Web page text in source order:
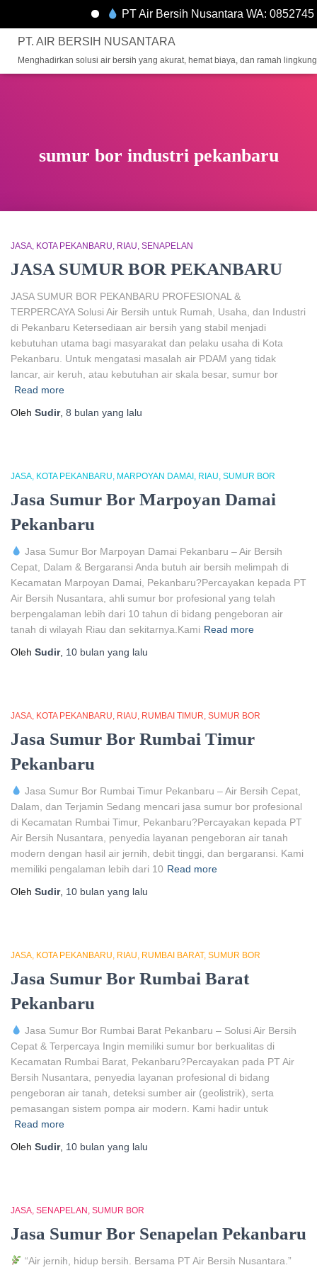
PT Air Bersih Nusantara WA:
PT. AIR BERSIH NUSANTARA
Menghadirkan solusi air bersih yang akurat, hemat biaya, dan ramah
sumur bor industri pekanbaru
JASA KOTA PEKANBARU RIAU SENAPELAN
JASA SUMUR BOR PEKANBARU
JASA SUMUR BOR PEKANBARU PROFESIONAL &
TERPERCAYA Solusi Air Bersih untuk Rumah, Usaha, dan Industri
di Pekanbaru Ketersediaan air bersih yang stabil menjadi
kebutuhan utama bagi masyarakat dan pelaku usaha di Kota
Pekanbaru. Untuk mengatasi masalah air PDAM yang tidak
lancar, air keruh, atau kebutuhan air skala besar, sumur bor
Read more
Oleh Sudir, 8 bulan yang lalu
JASA KOTA PEKANBARU MARPOYAN DAMAI RIAU SUMUR BOR
Jasa Sumur Bor Marpoyan Damai
Pekanbaru
Jasa Sumur Bor Marpoyan Damai Pekanbaru – Air Bersih
Cepat, Dalam & Bergaransi Anda butuh air bersih melimpah di
Kecamatan Marpoyan Damai, Pekanbaru?Percayakan kepada PT
Air Bersih Nusantara, ahli sumur bor profesional yang telah
berpengalaman lebih dari 10 tahun di bidang pengeboran air
tanah di wilayah Riau dan sekitarnya.Kami Read more
Oleh Sudir, 10 bulan yang lalu
JASA KOTA PEKANBARU RIAU RUMBAI TIMUR SUMUR BOR
Jasa Sumur Bor Rumbai Timur
Pekanbaru
Jasa Sumur Bor Rumbai Timur Pekanbaru – Air Bersih Cepat,
Dalam, dan Terjamin Sedang mencari jasa sumur bor profesional
di Kecamatan Rumbai Timur, Pekanbaru?Percayakan kepada PT
Air Bersih Nusantara, penyedia layanan pengeboran air tanah
modern dengan hasil air jernih, debit tinggi, dan bergaransi. Kami
memiliki pengalaman lebih dari 10 Read more
Oleh Sudir, 10 bulan yang lalu
JASA KOTA PEKANBARU RIAU RUMBAI BARAT SUMUR BOR
Jasa Sumur Bor Rumbai Barat
Pekanbaru
Jasa Sumur Bor Rumbai Barat Pekanbaru – Solusi Air Bersih
Cepat & Terpercaya Ingin memiliki sumur bor berkualitas di
Kecamatan Rumbai Barat, Pekanbaru?Percayakan pada PT Air
Bersih Nusantara, penyedia layanan profesional di bidang
pengeboran air tanah, deteksi sumber air (geolistrik), serta
pemasangan sistem pompa air modern. Kami hadir untuk
Read more
Oleh Sudir, 10 bulan yang lalu
JASA SENAPELAN SUMUR BOR
Jasa Sumur Bor Senapelan Pekanbaru
“Air jernih, hidup bersih. Bersama PT Air Bersih Nusantara.”